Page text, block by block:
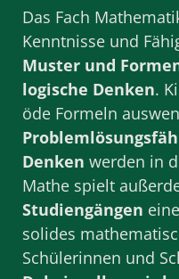
Das Fach
Kenntnisse und
Muster und
logische Denken.
öde Formeln
Denken werden in
Mathe spielt
Studiengängen
solides
Schülerinnen und